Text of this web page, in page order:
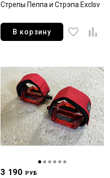
Стрепы Пеппа и Стрэпа Exclsv
В корзину
3 190 РУБ